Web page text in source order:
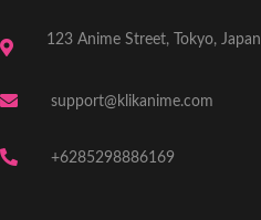
123 Anime Street, Tokyo, Japan
support@klikanime.com
+6285298886169